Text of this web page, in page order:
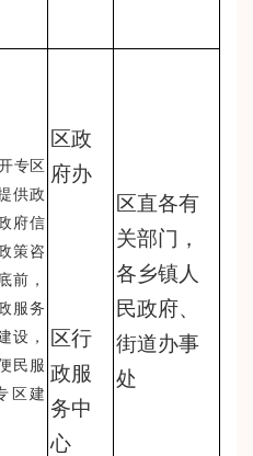
专区
供政
府信
策咨
前，
服务
设，
民服
区建
区政
府办
区行
政服
务中
心
区直各有
关部门，
各乡镇人
民政府、
街道办事
处